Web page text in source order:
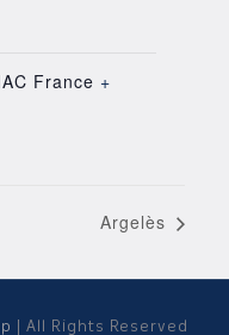
France +
Argelès
| All Rights Reserved